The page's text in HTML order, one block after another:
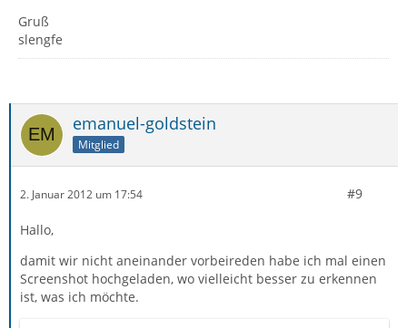
Gruß
slengfe
emanuel-goldstein
Mitglied
2. Januar 2012 um 17:54 #9
Hallo,
damit wir nicht aneinander vorbeireden habe ich mal einen
Screenshot hochgeladen, wo vielleicht besser zu erkennen
ist, was ich möchte.